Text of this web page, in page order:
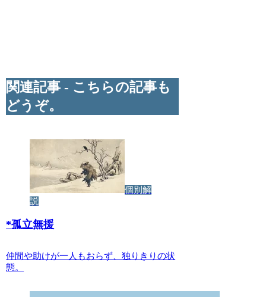
関連記事 - こちらの記事も
どうぞ。
個別解
説
*孤立無援
仲間や助けが一人もおらず、独りきりの状
態。